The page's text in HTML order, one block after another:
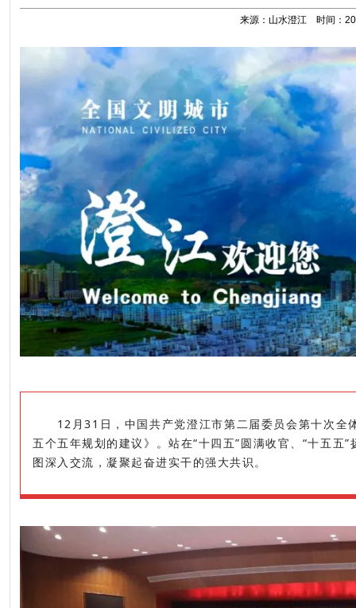
来源：山水澄江 时间：
12月31日，中国共产党澄江市第二届委员会第十次
五个五年规划的建议》。站在“十四五”圆满收官、“十五
图深入交流，凝聚起奋进实干的强大共识。